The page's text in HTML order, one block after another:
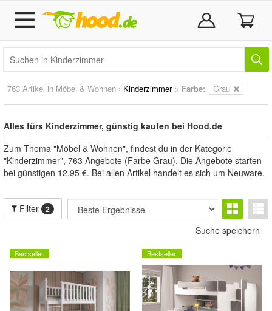
763 Artikel in Möbel & Wohnen › Kinderzimmer> Farbe: Grau
Alles fürs Kinderzimmer, günstig kaufen bei Hood.de
Zum Thema "Möbel & Wohnen", findest du in der Kategorie
"Kinderzimmer", 763 Angebote (Farbe Grau). Die Angebote starten
bei günstigen 12,95 €. Bei allen Artikel handelt es sich um Neuware.
Filter 2
Suche speichern
Bestseller Bestseller